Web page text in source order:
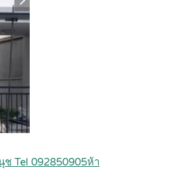
ช Tel 092850905ห้า